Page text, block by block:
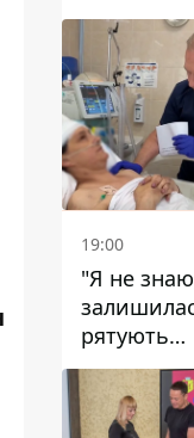
України –
19:00
"Я не
рятують
мати
поранив